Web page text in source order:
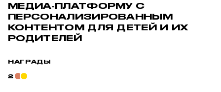
МЕДИА-ПЛАТФОРМУС
ПЕРСОНАЛИЗИРОВАННЫМ
КОНТЕНТОМ ДЛЯ ДЕТЕЙ И ИХ
РОДИТЕЛЕЙ
НАГРАДЫ
2